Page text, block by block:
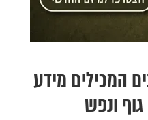
המכילים מידע
ונפש